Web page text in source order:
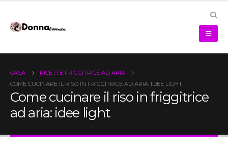
CASA
RICETTE FRIGGITRICE AD ARIA
COME CUCINARE IL RISO IN FRIGGITRICE AD ARIA: IDEE LIGHT
Come cucinare il riso in friggitrice
ad aria: idee light